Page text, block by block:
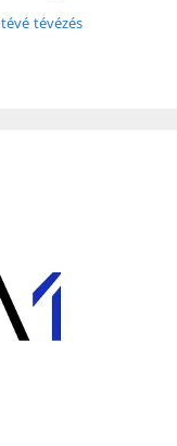
tévé tévézés